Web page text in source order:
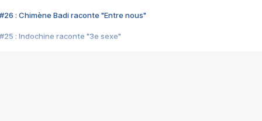
#26 : Chimène Badi raconte "Entre nous"
#25 : Indochine raconte "3e sexe"